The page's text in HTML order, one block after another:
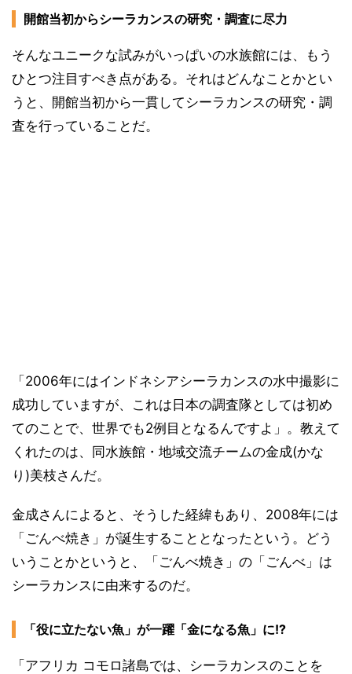
開館当初からシーラカンスの研究・調査に尽力
そんなユニークな試みがいっぱいの水族館には、もう
ひとつ注目すべき点がある。それはどんなことかとい
うと、開館当初から一貫してシーラカンスの研究・調
査を行っていることだ。
「2006年にはインドネシアシーラカンスの水中撮影に
成功していますが、これは日本の調査隊としては初め
てのことで、世界でも2例目となるんですよ」。教えて
くれたのは、同水族館・地域交流チームの金成(かな
り)美枝さんだ。
金成さんによると、そうした経緯もあり、2008年には
「ごんべ焼き」が誕生することとなったという。どう
いうことかというと、「ごんべ焼き」の「ごんべ」は
シーラカンスに由来するのだ。
「役に立たない魚」が一躍「金になる魚」に!?
「アフリカ コモロ諸島では、シーラカンスのことを